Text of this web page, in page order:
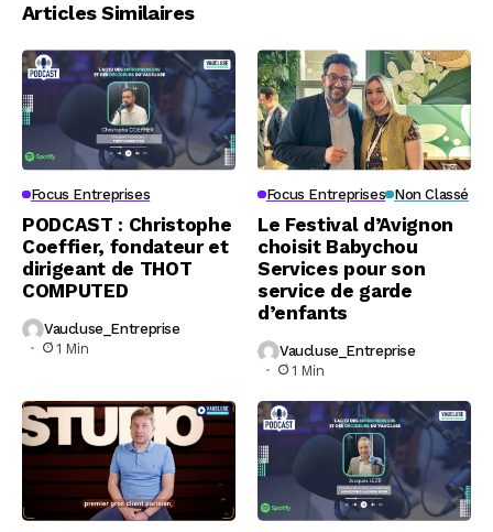
Articles Similaires
Focus Entreprises
PODCAST : Christophe
Coeffier, fondateur et
dirigeant de THOT
COMPUTED
Vaucluse_Entreprise
1 Min
Focus Entreprises Non Classé
Le Festival d’Avignon
choisit Babychou
Services pour son
service de garde
d’enfants
Vaucluse_Entreprise
1 Min